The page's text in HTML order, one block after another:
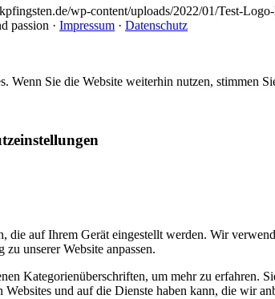
wp-content/uploads/2022/01/Test-
passion · Impressum · Datenschutz
Wenn Sie die Website weiterhin nutzen, stimmen
die auf Ihrem Gerät eingestellt werden. Wir
unserer Website anpassen.
Kategorienüberschriften, um mehr zu erfahren.
und auf die Dienste haben kann, die wir